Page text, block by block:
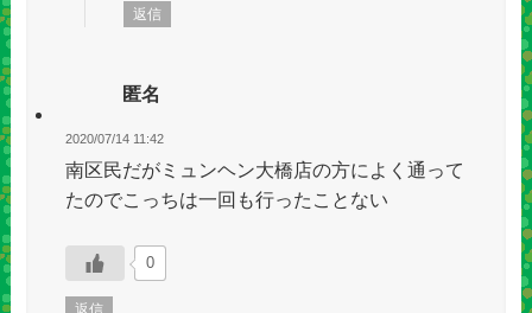
返信
匿名
2020/07/14 11:42
南区民だがミュンヘン大橋店の方によく通って
たのでこっちは一回も行ったことない
0